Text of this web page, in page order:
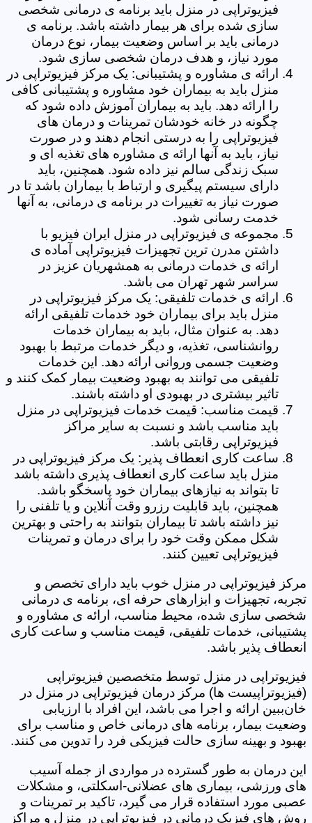
فیزیوتراپی در منزل باید برنامه ی درمانی شخصی
سازی شده برای هر بیمار داشته باشد. برنامه ی
درمانی باید بر اساس وضعیت بیمار، نوع درمان
مورد نیاز، و هدف درمان شخصی سازی شود.
ارائه ی مشاوره و پشتیبانی: یک مرکز فیزیوتراپی در
منزل باید به بیماران خود مشاوره و پشتیبانی کافی
را ارائه دهد. باید به بیماران آموزش داده شود که
چگونه در خانه خودشان تمرینات و درمان های
فیزیوتراپی را به درستی انجام دهند و در صورت
نیاز، باید به آنها ارائه ی مشاوره های تغذیه ای و
سبک زندگی سالم نیز داده شود. همچنین، باید
دارای سیستم پیگیری و ارتباط با بیماران باشد تا در
صورت نیاز به تغییرات در برنامه ی درمانی، به آنها
خدمت رسانی شود.
مجموعه ی فیزیوتراپی در منزل ایران فیزیو با
داشتن مدرن ترین تجهیزات فیزیوتراپی آماده ی
ارائه ی خدمات درمانی به همشهریان عزیز در
سراسر شهر تهران می باشد.
ارائه ی خدمات تلفیقی: یک مرکز فیزیوتراپی در
منزل باید برای بیماران خود خدمات تلفیقی ارائه
دهد. به عنوان مثال، باید به بیماران خدمات
روانشناسی، تغذیه، و دیگر خدمات مرتبط با بهبود
وضعیت جسمی وروانی ارائه دهد. این خدمات
تلفیقی می توانند به بهبود وضعیت بیمار کمک کنند و
تاثیر بیشتری در بهبودی او داشته باشند.
قیمت مناسب: قیمت خدمات فیزیوتراپی در منزل
باید مناسب باشد و نسبت به سایر مراکز
فیزیوتراپی رقابتی باشد.
ساعت کاری انعطاف پذیر: یک مرکز فیزیوتراپی در
منزل باید ساعت کاری انعطاف پذیری داشته باشد
تا بتواند به نیازهای بیماران خود پاسخگو باشد.
همچنین، باید قابلیت رزرو وقت آنلاین و یا تلفنی را
نیز داشته باشد تا بیماران بتوانند به راحتی و بهترین
شکل ممکن وقت خود را برای درمان و تمرینات
فیزیوتراپی تعیین کنند.
مرکز فیزیوتراپی در منزل خوب باید دارای تخصص و
تجربه، تجهیزات و ابزارهای حرفه ای، برنامه ی درمانی
شخصی سازی شده، محیط مناسب، ارائه ی مشاوره و
پشتیبانی، خدمات تلفیقی، قیمت مناسب و ساعت کاری
انعطاف پذیر باشد.
فیزیوتراپی در منزل توسط متخصصین فیزیوتراپی
(فیزیوتراپیست ها) مرکز درمان فیزیوتراپی در منزل در
خان‌ببین ارائه و اجرا می باشد، این افراد با ارزیابی
وضعیت بیمار، برنامه های درمانی خاص و مناسب برای
بهبود و بهینه سازی حالت فیزیکی فرد را تدوین می کنند.
این درمان به طور گسترده در مواردی از جمله آسیب
های ورزشی، بیماری های عضلانی-اسکلتی، و مشکلات
عصبی مورد استفاده قرار می گیرد، تاکید بر تمرینات و
روش های فیزیک درمانی در فیزیوتراپی در منزل و مراکز